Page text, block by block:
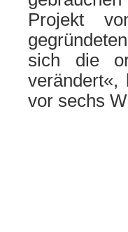
Projekt
sich die
vor sechs